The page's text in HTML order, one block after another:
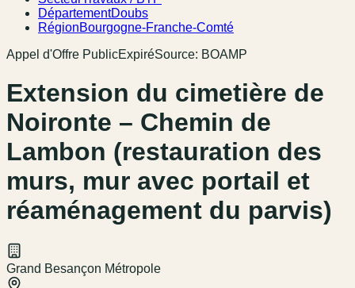
DépartementDoubs
RégionBourgogne-Franche-Comté
Appel d'Offre PublicExpiréSource: BOAMP
Extension du cimetière de
Noironte – Chemin de
Lambon (restauration des
murs, mur avec portail et
réaménagement du parvis)
Grand Besançon Métropole